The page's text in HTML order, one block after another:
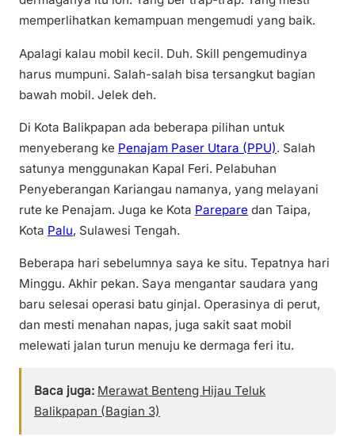
memperlihatkan kemampuan mengemudi yang baik.
Apalagi kalau mobil kecil. Duh. Skill pengemudinya
harus mumpuni. Salah-salah bisa tersangkut bagian
bawah mobil. Jelek deh.
Di Kota Balikpapan ada beberapa pilihan untuk
menyeberang ke Penajam Paser Utara (PPU). Salah
satunya menggunakan Kapal Feri. Pelabuhan
Penyeberangan Kariangau namanya, yang melayani
rute ke Penajam. Juga ke Kota Parepare dan Taipa,
Kota Palu, Sulawesi Tengah.
Beberapa hari sebelumnya saya ke situ. Tepatnya hari
Minggu. Akhir pekan. Saya mengantar saudara yang
baru selesai operasi batu ginjal. Operasinya di perut,
dan mesti menahan napas, juga sakit saat mobil
melewati jalan turun menuju ke dermaga feri itu.
Baca juga: Merawat Benteng Hijau Teluk
Balikpapan (Bagian 3)